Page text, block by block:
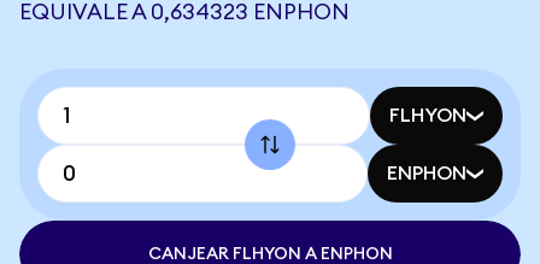
EQUIVALE A 0,634323 ENPHON
FLHYON
ENPHON
CANJEAR FLHYON A ENPHON